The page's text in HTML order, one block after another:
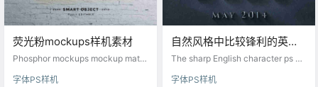
荧光粉mockups样机素材
Phosphor mockups mockup mater
字体PS样机
自然风格中比较锋利的英文
字ps样机特效素材
The sharp English character ps m
atural style
字体PS样机